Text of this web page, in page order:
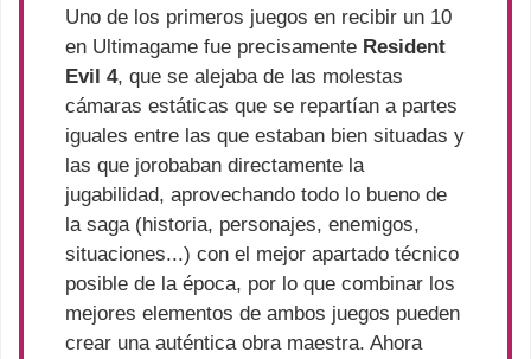
Uno de los primeros juegos en recibir un 10
en Ultimagame fue precisamente Resident
Evil 4, que se alejaba de las molestas
cámaras estáticas que se repartían a partes
iguales entre las que estaban bien situadas y
las que jorobaban directamente la
jugabilidad, aprovechando todo lo bueno de
la saga (historia, personajes, enemigos,
situaciones...) con el mejor apartado técnico
posible de la época, por lo que combinar los
mejores elementos de ambos juegos pueden
crear una auténtica obra maestra. Ahora